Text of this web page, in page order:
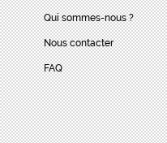
Qui sommes-nous ?
Nous contacter
FAQ